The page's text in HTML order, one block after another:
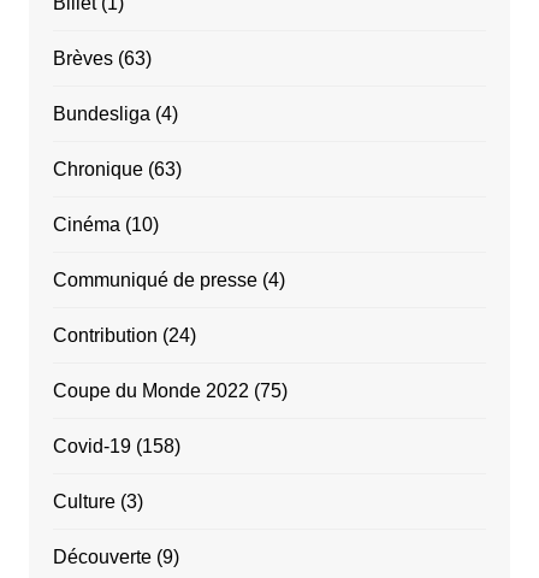
Brèves(63)
Bundesliga (4)
Chronique(63)
Cinéma (10)
Communiqué de presse(4)
Contribution (24)
Coupe du Monde 2022 (75)
Covid-19(158)
Culture(3)
Découverte(9)